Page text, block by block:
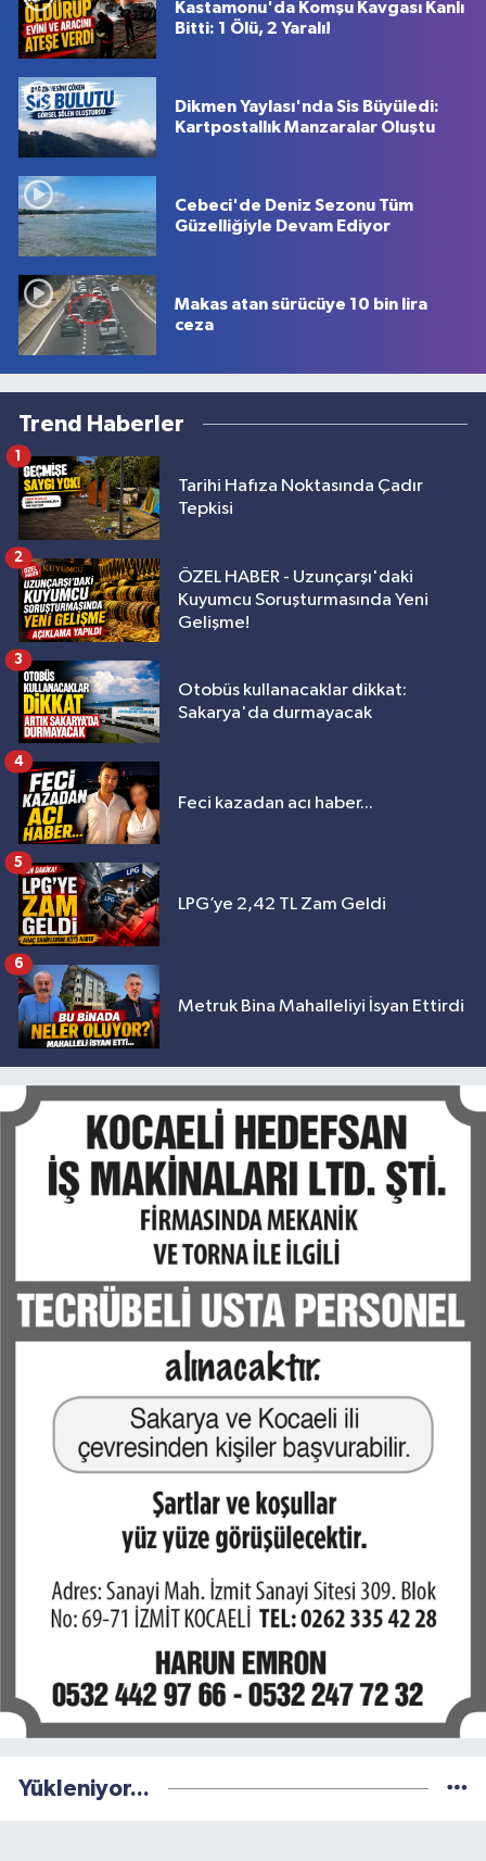
Kastamonu'da Komşu Kavgası Kanlı
Bitti: 1 Ölü, 2 Yaralı!
Dikmen Yaylası'nda Sis Büyüledi:
Kartpostallık Manzaralar Oluştu
Cebeci'de Deniz Sezonu Tüm
Güzelliğiyle Devam Ediyor
Makas atan sürücüye 10 bin lira
ceza
Trend Haberler
Tarihi Hafıza Noktasında Çadır
Tepkisi
1
ÖZEL HABER - Uzunçarşı'daki
Kuyumcu Soruşturmasında Yeni
Gelişme!
2
Otobüs kullanacaklar dikkat:
Sakarya'da durmayacak
3
Feci kazadan acı haber...
4
LPG’ye 2,42 TL Zam Geldi
5
Metruk Bina Mahalleliyi İsyan Ettirdi
6
Yükleniyor...